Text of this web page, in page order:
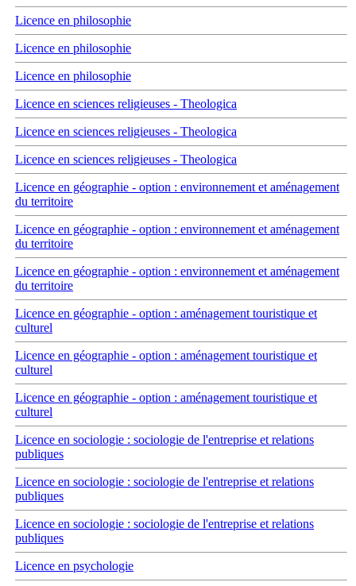
Licence en philosophie
Licence en philosophie
Licence en philosophie
Licence en sciences religieuses - Theologica
Licence en sciences religieuses - Theologica
Licence en sciences religieuses - Theologica
Licence en géographie - option : environnement et aménagement
du territoire
Licence en géographie - option : environnement et aménagement
du territoire
Licence en géographie - option : environnement et aménagement
du territoire
Licence en géographie - option : aménagement touristique et
culturel
Licence en géographie - option : aménagement touristique et
culturel
Licence en géographie - option : aménagement touristique et
culturel
Licence en sociologie : sociologie de l'entreprise et relations
publiques
Licence en sociologie : sociologie de l'entreprise et relations
publiques
Licence en sociologie : sociologie de l'entreprise et relations
publiques
Licence en psychologie